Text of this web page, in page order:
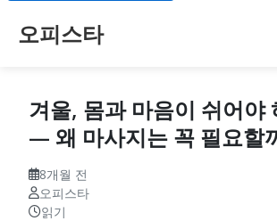
오피스타
겨울, 몸과 마음이 쉬어야
— 왜 마사지는 꼭 필요할
8개월 전
오피스타
읽기